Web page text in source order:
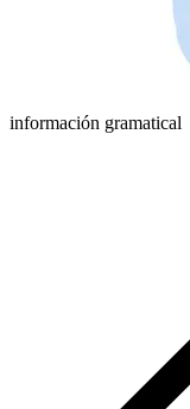
información gramatical